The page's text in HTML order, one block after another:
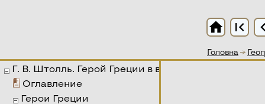
Головна →
home first_page chevron_left
Г. В. Штолль. Герой Греции в войне и мире.
Оглавление
Герои Греции